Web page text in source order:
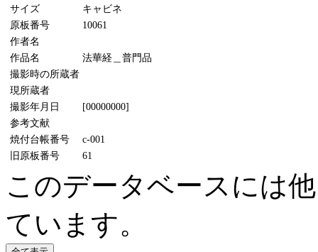
サイズ
キャビネ
原板番号
10061
作者名
作品名
法華経＿普門品
撮影時の所蔵者
現所蔵者
撮影年月日
[00000000]
参考文献
焼付台帳番号
c-001
旧原板番号
61
このデータベースには
ています。